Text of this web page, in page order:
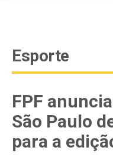
Esporte
FPF
São Paulo
para a